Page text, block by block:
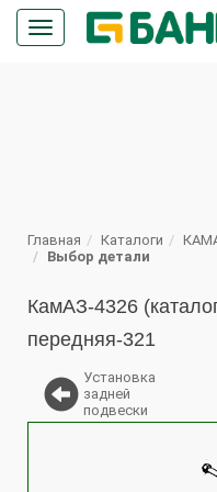
Кнопка
меню
Главная Каталоги
Выбор детали
КамАЗ-4326
передняя-321
Установка
задней
подвески